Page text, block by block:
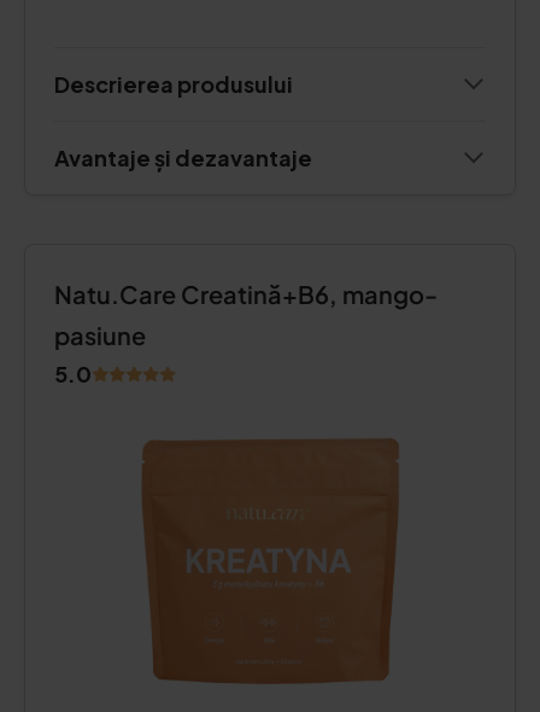
Descrierea produsului
Avantaje și dezavantaje
Natu.Care Creatină+B6, mango-
pasiune
5.0